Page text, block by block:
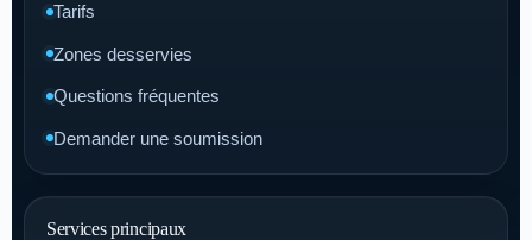
Tarifs
Zones desservies
Questions fréquentes
Demander une soumission
Services principaux